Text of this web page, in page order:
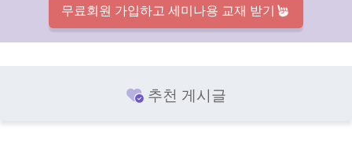
무료회원 가입하고 세미나용 교재 받기
추천 게시글